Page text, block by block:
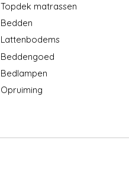
Topdek matrassen
Bedden
Lattenbodems
Beddengoed
Bedlampen
Opruiming